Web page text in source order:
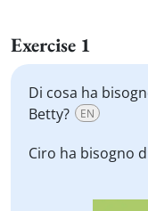
Exercise 1
Di cosa ha
Betty?
EN
Ciro ha bisogno